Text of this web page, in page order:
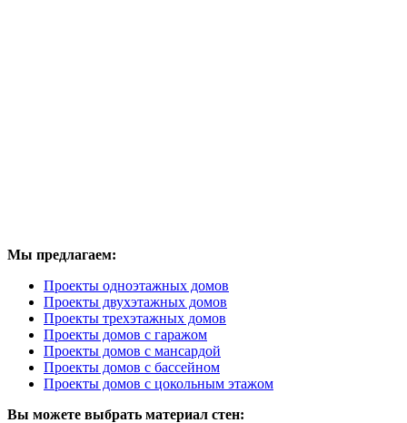
Мы предлагаем:
Проекты одноэтажных домов
Проекты двухэтажных домов
Проекты трехэтажных домов
Проекты домов с гаражом
Проекты домов с мансардой
Проекты домов с бассейном
Проекты домов с цокольным этажом
Вы можете выбрать материал стен: